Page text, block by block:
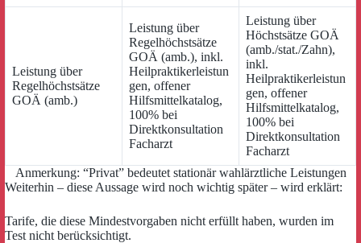
Leistung über
Regelhöchstsätze
GOÄ (amb.)
Leistung über
Regelhöchstsätze
GOÄ (amb.), inkl.
Heilpraktikerleistun
gen, offener
Hilfsmittelkatalog,
100% bei
Direktkonsultation
Facharzt
Leistung über
Höchstsätze GOÄ
(amb./stat./Zahn),
inkl.
Heilpraktikerleistun
gen, offener
Hilfsmittelkatalog,
100% bei
Direktkonsultation
Facharzt
Anmerkung: “Privat” bedeutet stationär wahlärztliche Leistungen
Weiterhin – diese Aussage wird noch wichtig später – wird erklärt:
Tarife, die diese Mindestvorgaben nicht erfüllt haben, wurden im
Test nicht berücksichtigt.